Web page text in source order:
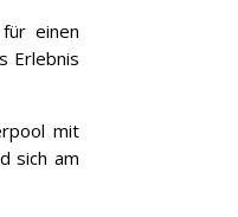
einen
Erlebnis
mit
sich am